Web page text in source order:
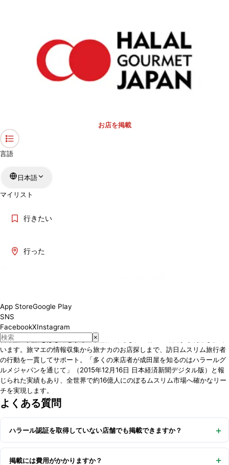
お店を掲載
言語
日本語
マイリスト
行きたい
行った
App StoreGoogle Play
SNS
FacebookXInstagram
×
皆様の店舗をハラールグルメジャパンに掲載し、全世界に向けて情報を発信
するチャンスです。ムスリム旅行者や在日ムスリムの方々に向けて、店舗の
魅力を効果的にお届けできます。
メールでのお問い合わせは
support@halalgourmet.jp までご連絡ください
お問い合わせフォーム
供する店舗を厳選して掲載し、ムスリムの方々が安心して食事を楽しめる環
境づくりを支えています。
2. 14言語対応で訪日ムスリム旅行者にインバウンド集客
日本語・英語をはじめとする14言語に対応し、世界142カ国から利用されて
います。旅マエの情報収集から旅ナカのお店探しまで、訪日ムスリム旅行者
の行動を一貫してサポート。「多くの来店者が成田屋を知るのはハラールグ
ルメジャパンを通じて」（2015年12月16日 日本経済新聞デジタル版）と報
じられた実績もあり、全世界で約16億人にのぼるムスリム市場へ確かなリー
チを実現します。
よくある質問
ハラール認証を取得していない店舗でも掲載できますか？
掲載には費用がかかりますか？